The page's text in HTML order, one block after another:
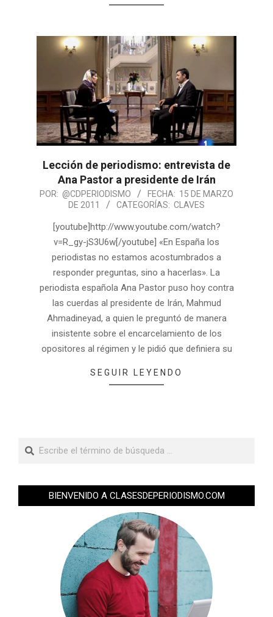
Lección de periodismo: entrevista de
Ana Pastor a presidente de Irán
POR: @CDPERIODISMO FECHA: 15 DE MARZO
DE 2011
CATEGORÍAS: CLAVES
[youtube]http://www.youtube.com/watch?
v=R_gy-jS3U6w[/youtube] «En España los
periodistas no estamos acostumbrados a
responder preguntas, sino a hacerlas». La
periodista española Ana Pastor puso hoy contra
las cuerdas al presidente de Irán, Mahmud
Ahmadineyad, a quien le preguntó de manera
insistente sobre el encarcelamiento de los
opositores al régimen y le pidió que definiera su
SEGUIR LEYENDO
BIENVENIDO A CLASESDEPERIODISMO.COM